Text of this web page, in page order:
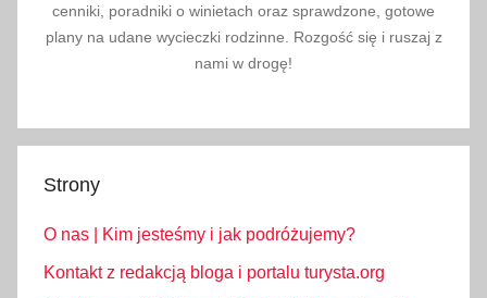
cenniki, poradniki o winietach oraz sprawdzone, gotowe
plany na udane wycieczki rodzinne. Rozgość się i ruszaj z
nami w drogę!
Strony
O nas | Kim jesteśmy i jak podróżujemy?
Kontakt z redakcją bloga i portalu turysta.org